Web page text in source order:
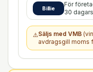
Billie
För
30
⚠️Säljs med VMB
avdragsgill moms